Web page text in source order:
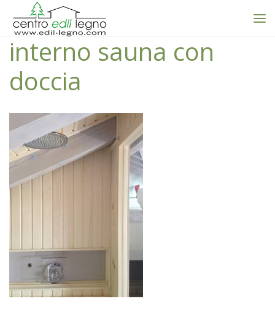
interno sauna con
doccia